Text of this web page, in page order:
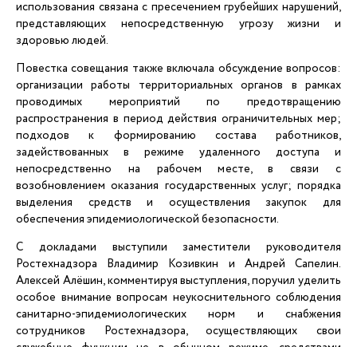
использования связана с пресечением грубейших нарушений,
представляющих непосредственную угрозу жизни и
здоровью людей.
Повестка совещания также включала обсуждение вопросов:
организации работы территориальных органов в рамках
проводимых мероприятий по предотвращению
распространения в период действия ограничительных мер;
подходов к формированию состава работников,
задействованных в режиме удаленного доступа и
непосредственно на рабочем месте, в связи с
возобновлением оказания государственных услуг; порядка
выделения средств и осуществления закупок для
обеспечения эпидемиологической безопасности.
С докладами выступили заместители руководителя
Ростехнадзора Владимир Козивкин и Андрей Сапелин.
Алексей Алёшин, комментируя выступления, поручил уделить
особое внимание вопросам неукоснительного соблюдения
санитарно-эпидемиологических норм и снабжения
сотрудников Ростехнадзора, осуществляющих свои